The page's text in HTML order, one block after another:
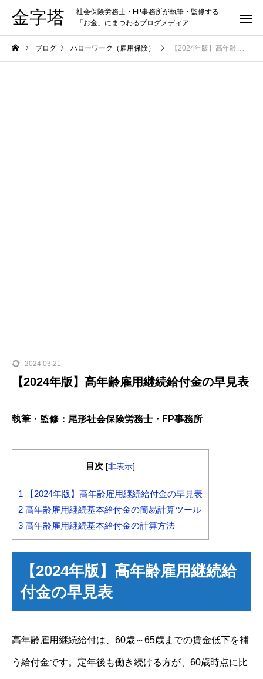
金字塔
社会保険労務士・FP事務所が執筆・監修する
「お金」にまつわるブログメディア
ブログ ハローワーク（雇用保険） 【2024年版】高年齢雇用継続給付金の早見表
2024.03.21
【2024年版】高年齢雇用継続給付金の早見表
執筆・監修：尾形社会保険労務士・FP事務所
目次 [非表示]
1 【2024年版】高年齢雇用継続給付金の早見表
2 高年齢雇用継続基本給付金の簡易計算ツール
3 高年齢雇用継続基本給付金の計算方法
【2024年版】高年齢雇用継続給
付金の早見表
高年齢雇用継続給付は、60歳～65歳までの賃金低下を補
う給付金です。定年後も働き続ける方が、60歳時点に比